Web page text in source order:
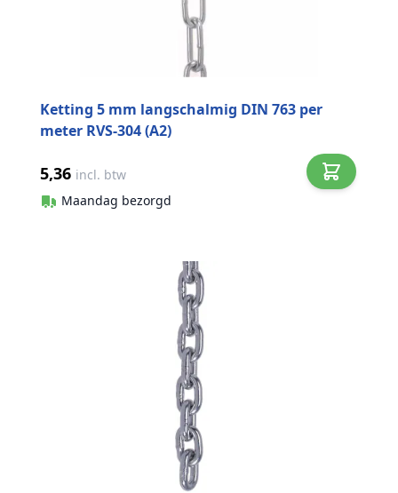
Ketting 5 mm langschalmig DIN 763 per
meter RVS-304 (A2)
5,36 incl. btw
Maandag bezorgd